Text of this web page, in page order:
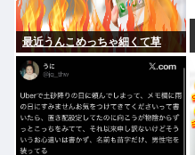
最近うんこめっちゃ細くて草